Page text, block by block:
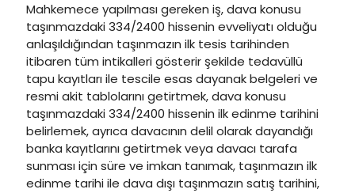
Mahkemece yapılması gereken iş, dava konusu
taşınmazdaki 334/2400 hissenin evveliyatı olduğu
anlaşıldığından taşınmazın ilk tesis tarihinden
itibaren tüm intikalleri gösterir şekilde tedavüllü
tapu kayıtları ile tescile esas dayanak belgeleri ve
resmi akit tablolarını getirtmek, dava konusu
taşınmazdaki 334/2400 hissenin ilk edinme tarihini
belirlemek, ayrıca davacının delil olarak dayandığı
banka kayıtlarını getirtmek veya davacı tarafa
sunması için süre ve imkan tanımak, taşınmazın ilk
edinme tarihi ile dava dışı taşınmazın satış tarihini,